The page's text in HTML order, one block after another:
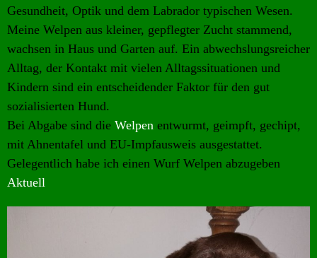
Gesundheit, Optik und dem Labrador typischen Wesen.
Meine Welpen aus kleiner, gepflegter Zucht stammend,
wachsen in Haus und Garten auf. Ein abwechslungsreicher
Alltag, der Kontakt mit vielen Alltagssituationen und
Kindern sind ein entscheidender Faktor für den gut
sozialisierten Hund.
Bei Abgabe sind die Welpen entwurmt, geimpft, gechipt,
mit Ahnentafel und EU-Impfausweis ausgestattet.
Gelegentlich habe ich einen Wurf Welpen abzugeben
Aktuell